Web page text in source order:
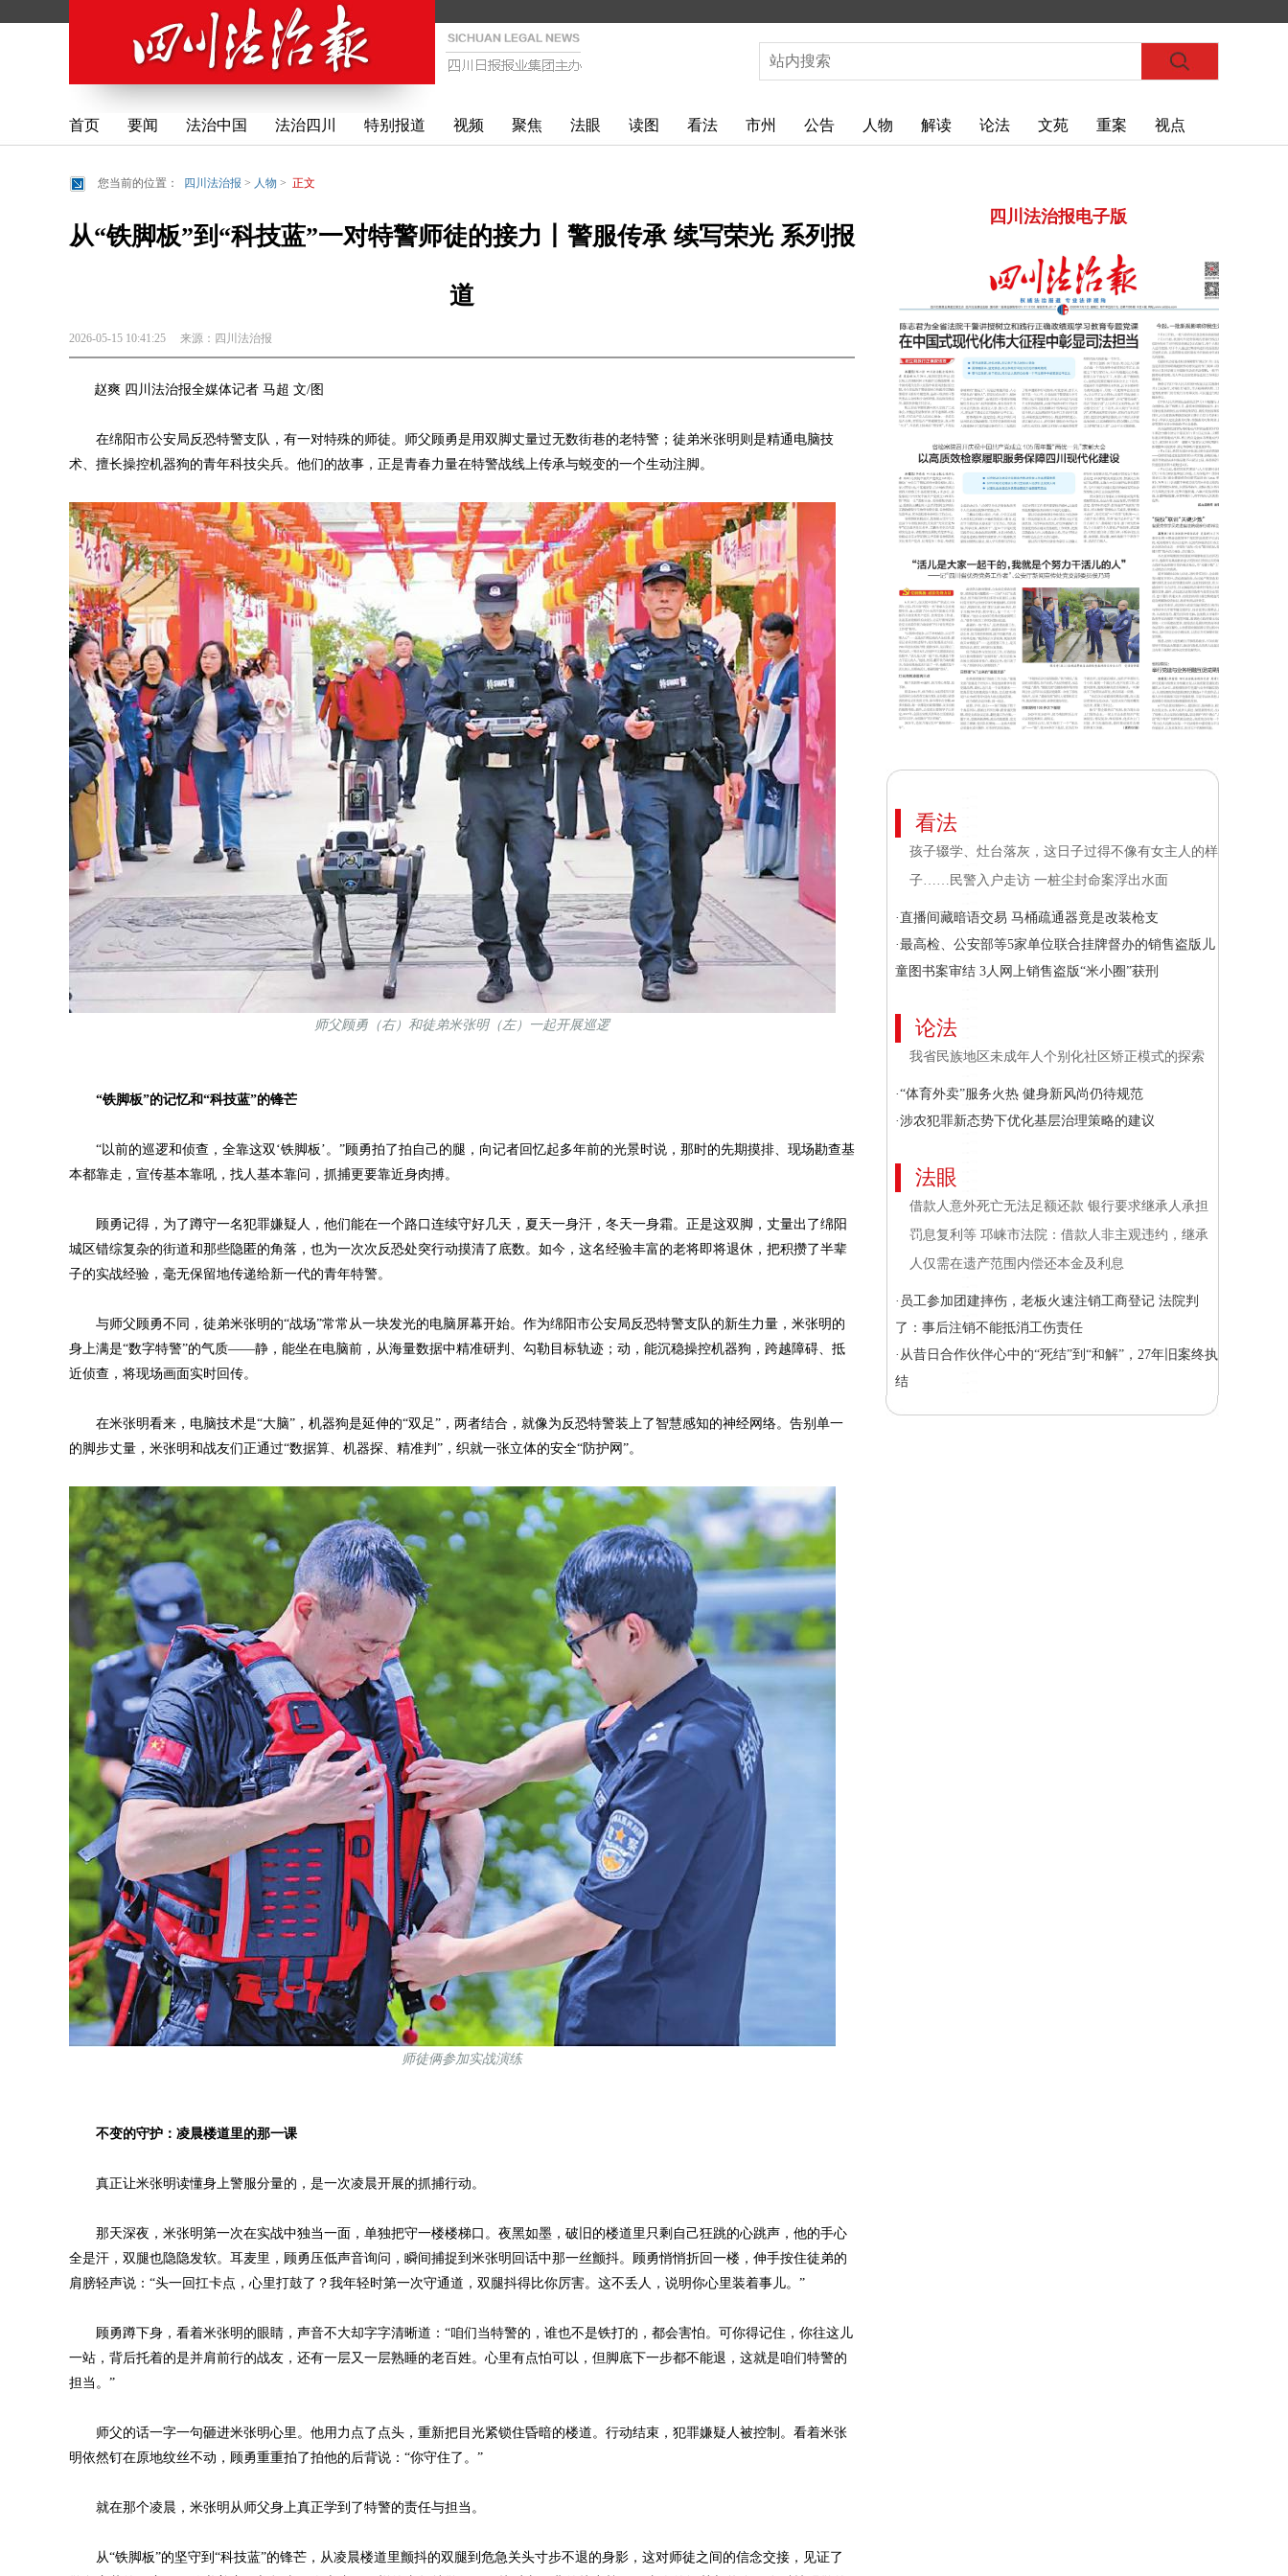
首页 要闻 法治中国 法治四川 特别报道 视频 聚焦 法眼 读图 看法 市州 公告 人物 解读 论法 文苑 重案 视点
您当前的位置： 四川法治报 > 人物 > 正文
从“铁脚板”到“科技蓝”一对特警师徒的接力丨警服传承 续写荣光 系列报
道
2026-05-15 10:41:25 来源： 四川法治报
赵爽 四川法治报全媒体记者 马超 文/图
在绵阳市公安局反恐特警支队，有一对特殊的师徒。师父顾勇是用双脚丈量过无数街巷的老特警；徒弟米张明则是精通电脑技
术、擅长操控机器狗的青年科技尖兵。他们的故事，正是青春力量在特警战线上传承与蜕变的一个生动注脚。
师父顾勇（右）和徒弟米张明（左）一起开展巡逻
“铁脚板”的记忆和“科技蓝”的锋芒
“以前的巡逻和侦查，全靠这双‘铁脚板’。”顾勇拍了拍自己的腿，向记者回忆起多年前的光景时说，那时的先期摸排、现场勘查基
本都靠走，宣传基本靠吼，找人基本靠问，抓捕更要靠近身肉搏。
顾勇记得，为了蹲守一名犯罪嫌疑人，他们能在一个路口连续守好几天，夏天一身汗，冬天一身霜。正是这双脚，丈量出了绵阳
城区错综复杂的街道和那些隐匿的角落，也为一次次反恐处突行动摸清了底数。如今，这名经验丰富的老将即将退休，把积攒了半辈
子的实战经验，毫无保留地传递给新一代的青年特警。
与师父顾勇不同，徒弟米张明的“战场”常常从一块发光的电脑屏幕开始。作为绵阳市公安局反恐特警支队的新生力量，米张明的
身上满是“数字特警”的气质——静，能坐在电脑前，从海量数据中精准研判、勾勒目标轨迹；动，能沉稳操控机器狗，跨越障碍、抵
近侦查，将现场画面实时回传。
在米张明看来，电脑技术是“大脑”，机器狗是延伸的“双足”，两者结合，就像为反恐特警装上了智慧感知的神经网络。告别单一
的脚步丈量，米张明和战友们正通过“数据算、机器探、精准判”，织就一张立体的安全“防护网”。
师徒俩参加实战演练
不变的守护：凌晨楼道里的那一课
真正让米张明读懂身上警服分量的，是一次凌晨开展的抓捕行动。
那天深夜，米张明第一次在实战中独当一面，单独把守一楼楼梯口。夜黑如墨，破旧的楼道里只剩自己狂跳的心跳声，他的手心
全是汗，双腿也隐隐发软。耳麦里，顾勇压低声音询问，瞬间捕捉到米张明回话中那一丝颤抖。顾勇悄悄折回一楼，伸手按住徒弟的
肩膀轻声说：“头一回扛卡点，心里打鼓了？我年轻时第一次守通道，双腿抖得比你厉害。这不丢人，说明你心里装着事儿。”
顾勇蹲下身，看着米张明的眼睛，声音不大却字字清晰道：“咱们当特警的，谁也不是铁打的，都会害怕。可你得记住，你往这儿
一站，背后托着的是并肩前行的战友，还有一层又一层熟睡的老百姓。心里有点怕可以，但脚底下一步都不能退，这就是咱们特警的
担当。”
师父的话一字一句砸进米张明心里。他用力点了点头，重新把目光紧锁住昏暗的楼道。行动结束，犯罪嫌疑人被控制。看着米张
明依然钉在原地纹丝不动，顾勇重重拍了拍他的后背说：“你守住了。”
就在那个凌晨，米张明从师父身上真正学到了特警的责任与担当。
从“铁脚板”的坚守到“科技蓝”的锋芒，从凌晨楼道里颤抖的双腿到危急关头寸步不退的身影，这对师徒之间的信念交接，见证了
四川法治报电子版
看法
孩子辍学、灶台落灰，这日子过得不像有女主人的样
子……民警入户走访 一桩尘封命案浮出水面
·直播间藏暗语交易 马桶疏通器竟是改装枪支
·最高检、公安部等5家单位联合挂牌督办的销售盗版儿
童图书案审结 3人网上销售盗版“米小圈”获刑
论法
我省民族地区未成年人个别化社区矫正模式的探索
·“体育外卖”服务火热 健身新风尚仍待规范
·涉农犯罪新态势下优化基层治理策略的建议
法眼
借款人意外死亡无法足额还款 银行要求继承人承担
罚息复利等 邛崃市法院：借款人非主观违约，继承
人仅需在遗产范围内偿还本金及利息
·员工参加团建摔伤，老板火速注销工商登记 法院判
了：事后注销不能抵消工伤责任
·从昔日合作伙伴心中的“死结”到“和解”，27年旧案终执
结